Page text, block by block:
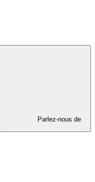
Parlez-nous de